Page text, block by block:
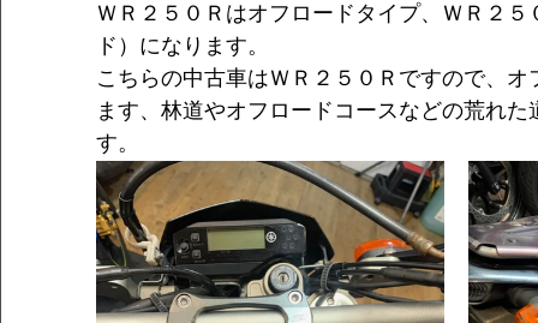
ＷＲ２５０Ｒはオフロードタイプ、ＷＲ２
ド）になります。
こちらの中古車はＷＲ２５０Ｒですので、
ます、林道やオフロードコースなどの荒れ
す。